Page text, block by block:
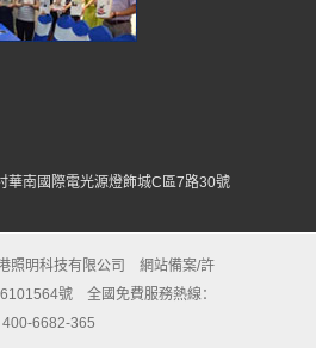
華南國際電光源燈飾城C區7路30號
照明科技有限公司
網站備案/許
號全國免費服務熱線：
400-6682-365